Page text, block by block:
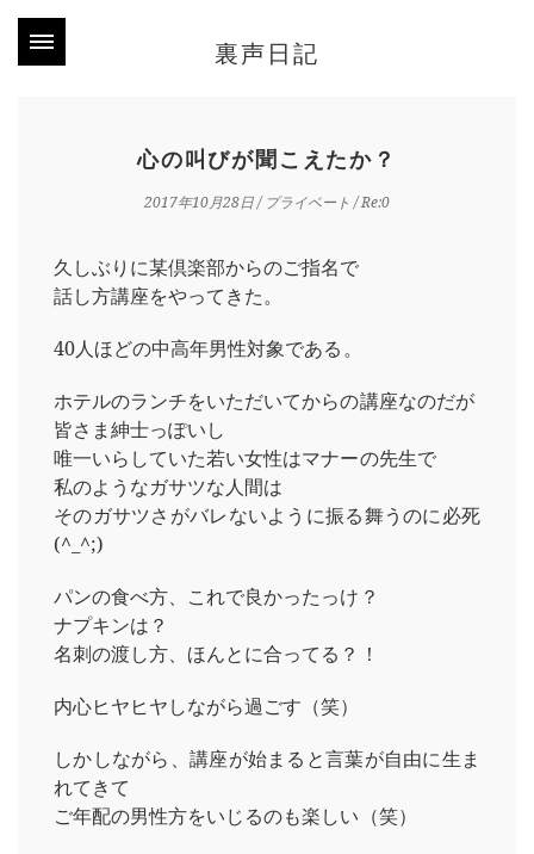
裏声日記
心の叫びが聞こえたか？
2017年10月28日/ プライベート / Re:0
久しぶりに某倶楽部からのご指名で
話し方講座をやってきた。
40人ほどの中高年男性対象である。
ホテルのランチをいただいてからの講座なのだが
皆さま紳士っぽいし
唯一いらしていた若い女性はマナーの先生で
私のようなガサツな人間は
そのガサツさがバレないように振る舞うのに必死
(^_^;)
パンの食べ方、これで良かったっけ？
ナプキンは？
名刺の渡し方、ほんとに合ってる？！
内心ヒヤヒヤしながら過ごす（笑）
しかしながら、講座が始まると言葉が自由に生ま
れてきて
ご年配の男性方をいじるのも楽しい（笑）